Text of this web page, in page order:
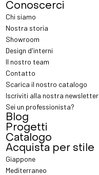
Conoscerci
Chi siamo
Nostra storia
Showroom
Design d'interni
Il nostro team
Contatto
Scarica il nostro catalogo
Iscriviti alla nostra newsletter
Sei un professionista?
Blog
Progetti
Catalogo
Acquista per stile
Giappone
Mediterraneo